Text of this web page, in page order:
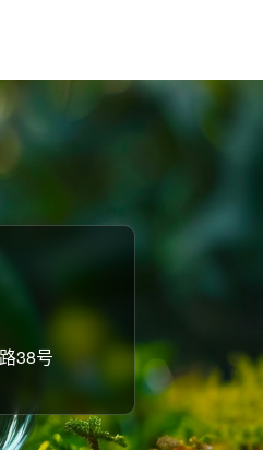
38号